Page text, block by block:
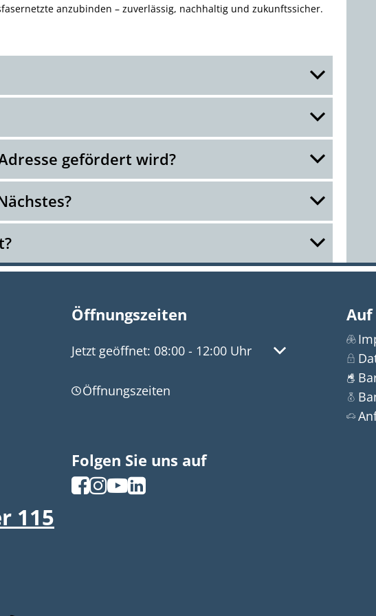
anzubinden – zuverlässig, nachhaltig und zukunftssicher.
gefördert wird?
115
Öffnungszeiten
Klicken, um weitere Öffnungs- oder Schließzeiten
Jetzt geöffnet: 08:00 - 12:00 Uhr Von 08:00 bis
Öffnungszeiten
Folgen Sie uns auf